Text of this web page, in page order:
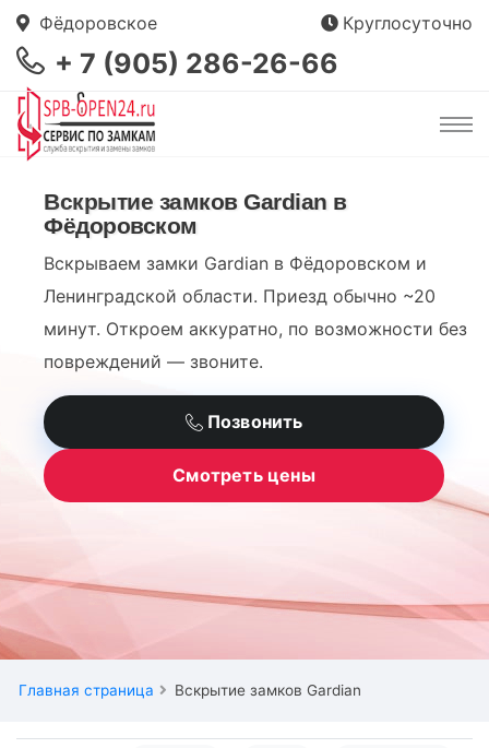
Фёдоровское Круглосуточно
+ 7 (905) 286-26-66
Вскрытие замков Gardian в
Фёдоровском
Вскрываем замки Gardian в Фёдоровском и
Ленинградской области. Приезд обычно ~20
минут. Откроем аккуратно, по возможности без
повреждений — звоните.
Позвонить
Смотреть цены
Главная страница Вскрытие замков Gardian